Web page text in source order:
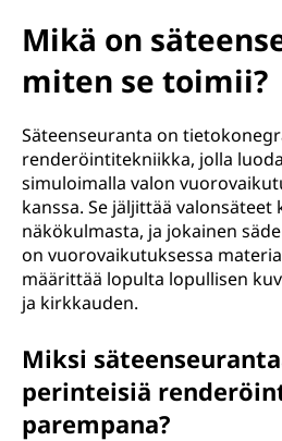
Mikä on
miten se toimii?
Säteenseuranta on
renderöintitekniikka, jolla
simuloimalla valon
kanssa. Se jäljittää valonsäteet
näkökulmasta, ja jokainen
on vuorovaikutuksessa
määrittää lopulta lopullisen
ja kirkkauden.
Miksi
perinteisiä
parempana?